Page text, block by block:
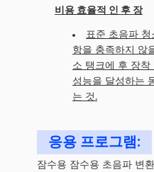
비용 효율적 인 후 장
표준 초음파
항을 충족하지 않
소 탱크에 후 장착
성능을 달성하는
는 것.
응용 프로그램:
잠수용 잠수용 초음파 변